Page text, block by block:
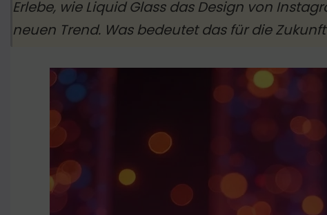
Erlebe, wie Liquid Glass das Design von
neuen Trend. Was bedeutet das für die